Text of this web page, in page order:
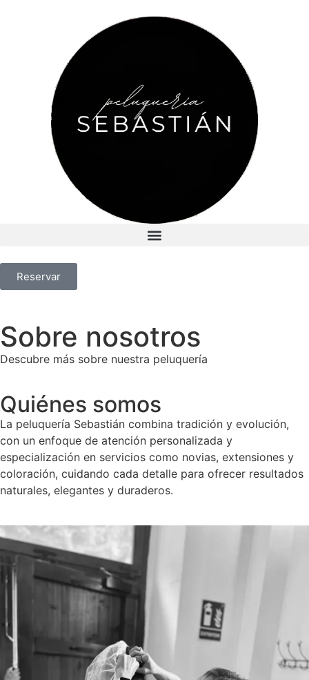
Reservar
Sobre nosotros
Descubre más sobre nuestra peluquería
Quiénes somos
La peluquería Sebastián combina tradición y evolución,
con un enfoque de atención personalizada y
especialización en servicios como novias, extensiones y
coloración, cuidando cada detalle para ofrecer resultados
naturales, elegantes y duraderos.